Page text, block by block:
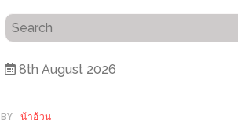
8th August 2026
BY น้าอ้วน